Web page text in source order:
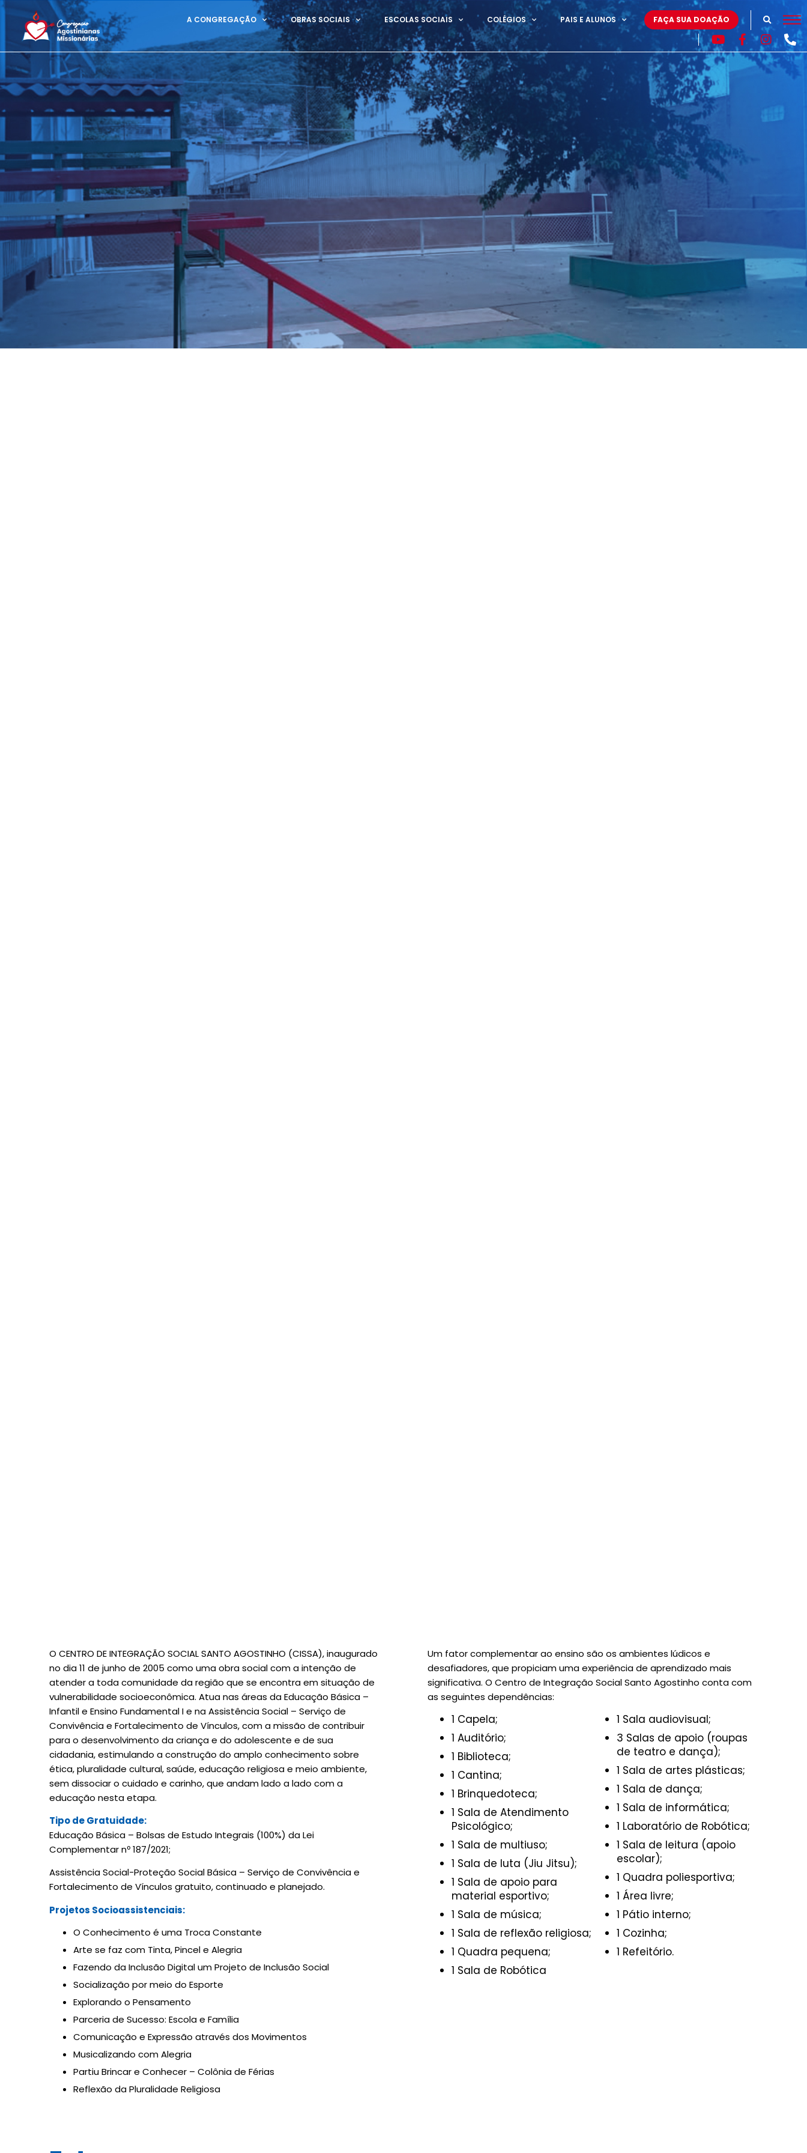
A CONGREGAÇÃO OBRAS SOCIAIS ESCOLAS SOCIAIS COLÉGIOS PAIS E ALUNOS FAÇA SUA DOAÇÃO
O CENTRO DE INTEGRAÇÃO SOCIAL SANTO AGOSTINHO (CISSA), inaugurado
no dia 11 de junho de 2005 como uma obra social com a intenção de
atender a toda comunidade da região que se encontra em situação de
vulnerabilidade socioeconômica. Atua nas áreas da Educação Básica –
Infantil e Ensino Fundamental I e na Assistência Social – Serviço de
Convivência e Fortalecimento de Vínculos, com a missão de contribuir
para o desenvolvimento da criança e do adolescente e de sua
cidadania, estimulando a construção do amplo conhecimento sobre
ética, pluralidade cultural, saúde, educação religiosa e meio ambiente,
sem dissociar o cuidado e carinho, que andam lado a lado com a
educação nesta etapa.
Tipo de Gratuidade:
Educação Básica – Bolsas de Estudo Integrais (100%) da Lei
Complementar nº 187/2021;
Assistência Social-Proteção Social Básica – Serviço de Convivência e
Fortalecimento de Vínculos gratuito, continuado e planejado.
Projetos Socioassistenciais:
O Conhecimento é uma Troca Constante
Arte se faz com Tinta, Pincel e Alegria
Fazendo da Inclusão Digital um Projeto de Inclusão Social
Socialização por meio do Esporte
Explorando o Pensamento
Parceria de Sucesso: Escola e Família
Comunicação e Expressão através dos Movimentos
Musicalizando com Alegria
Partiu Brincar e Conhecer – Colônia de Férias
Reflexão da Pluralidade Religiosa
Um fator complementar ao ensino são os ambientes lúdicos e
desafiadores, que propiciam uma experiência de aprendizado mais
significativa. O Centro de Integração Social Santo Agostinho conta com
as seguintes dependências:
1 Capela;
1 Auditório;
1 Biblioteca;
1 Cantina;
1 Brinquedoteca;
1 Sala de Atendimento
Psicológico;
1 Sala de multiuso;
1 Sala de luta (Jiu Jitsu);
1 Sala de apoio para
material esportivo;
1 Sala de música;
1 Sala de reflexão religiosa;
1 Quadra pequena;
1 Sala de Robótica
1 Sala audiovisual;
3 Salas de apoio (roupas
de teatro e dança);
1 Sala de artes plásticas;
1 Sala de dança;
1 Sala de informática;
1 Laboratório de Robótica;
1 Sala de leitura (apoio
escolar);
1 Quadra poliesportiva;
1 Área livre;
1 Pátio interno;
1 Cozinha;
1 Refeitório.